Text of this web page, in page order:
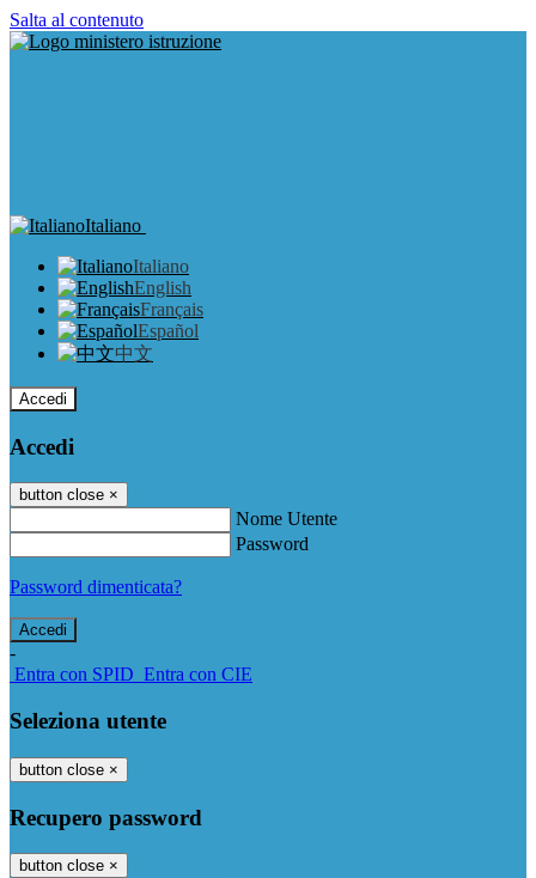
Salta al contenuto
Italiano
Italiano
English
Français
Español
中文
Accedi
Accedi
button close ×
Nome Utente
Password
Password dimenticata?
-
Entra con SPID Entra con CIE
Seleziona utente
button close ×
Recupero password
button close ×